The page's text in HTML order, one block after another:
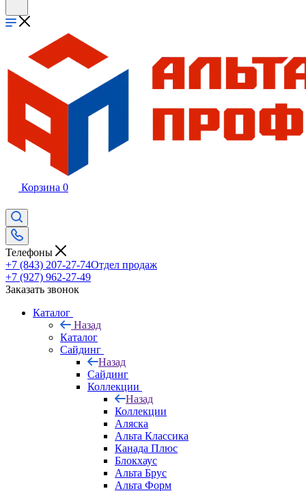
Корзина 0
Телефоны
+7 (843) 207-27-74Отдел продаж
+7 (927) 962-27-49
Заказать звонок
Каталог
Назад
Каталог
Сайдинг
Назад
Сайдинг
Коллекции
Назад
Коллекции
Аляска
Альта Классика
Канада Плюс
Блокхаус
Альта Брус
Альта Форм